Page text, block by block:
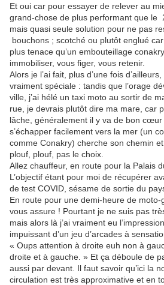
Et oui car pour essayer de relever au
grand-chose de plus performant que le
mais quasi seule solution pour ne pas
bouchons ; scotché ou plutôt englué
plus tenace qu’un embouteillage
immobiliser, vous figer, vous retenir.
Alors je l’ai fait, plus d’une fois
vraiment spéciale : tandis que l’orage
ville, j’ai hélé un taxi moto au sortir de
rue, je devrais plutôt dire ma mare, car
lâche, généralement il y va de bon cœur
s’échapper facilement vers la mer (un
comme Conakry) cherche son chemin et
plouf, plouf, pas le choix.
Allez chauffeur, en route pour la Palais
L’objectif étant pour moi de récupérer
de test COVID, sésame de sortie du
En route pour une demi-heure de
vous assure ! Pourtant je ne suis pas
mais alors là j’ai vraiment eu
impuissant d’un jeu d’arcades à
« Oups attention à droite euh non à
droite et à gauche. » Et ça déboule de
aussi par devant. Il faut savoir qu’ici la
circulation est très approximative et en